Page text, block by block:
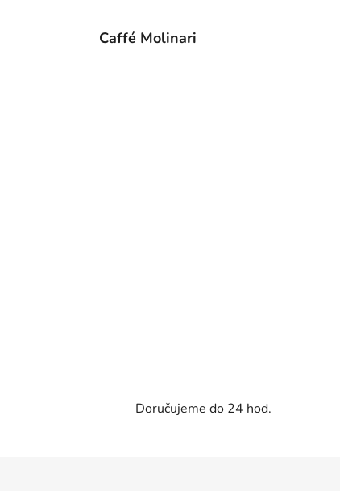
Caffé Molinari
Doručujeme do 24 hod.